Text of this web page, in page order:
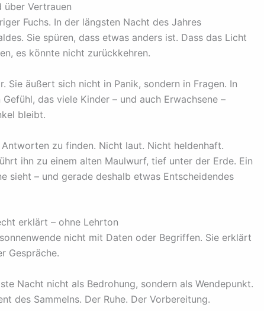
über Vertrauen
Fuchs. In der längsten Nacht des Jahres
Sie spüren, dass etwas anders ist. Dass das Licht
es könnte nicht zurückkehren.
Sie äußert sich nicht in Panik, sondern in Fragen. In
das viele Kinder – und auch Erwachsene –
bleibt.
zu finden. Nicht laut. Nicht heldenhaft.
ihn zu einem alten Maulwurf, tief unter der Erde. Ein
sieht – und gerade deshalb etwas Entscheidendes
erklärt – ohne Lehrton
nicht mit Daten oder Begriffen. Sie erklärt
Gespräche.
Nacht nicht als Bedrohung, sondern als Wendepunkt.
des Sammelns. Der Ruhe. Der Vorbereitung.